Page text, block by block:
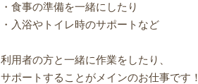
・食事の準備を一緒にしたり
・入浴やトイレ時のサポートなど
利用者の方と一緒に作業をしたり、
サポートすることがメインのお仕事です！